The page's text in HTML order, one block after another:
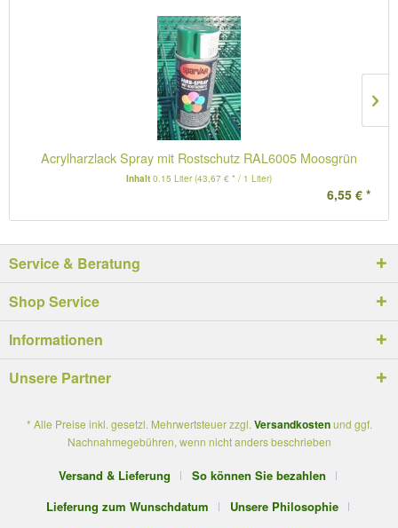
Acrylharzlack Spray mit Rostschutz RAL6005 Moosgrün
Inhalt 0.15 Liter(43,67 € * / 1 Liter)
6,55 € *
Service & Beratung
Shop Service
Informationen
Unsere Partner
* Alle Preise inkl. gesetzl. Mehrwertsteuer zzgl. Versandkostenund ggf.
Nachnahmegebühren, wenn nicht anders beschrieben
Versand & Lieferung
So können Sie bezahlen
Lieferung zum Wunschdatum
Unsere Philosophie